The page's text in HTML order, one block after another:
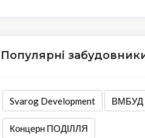
Популярні
Svarog Development ВМБУД
Концерн ПОДІЛЛЯ